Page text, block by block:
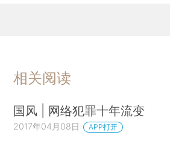
相关阅读
国风 | 网络犯罪十年流变
2017年04月08日 APP打开